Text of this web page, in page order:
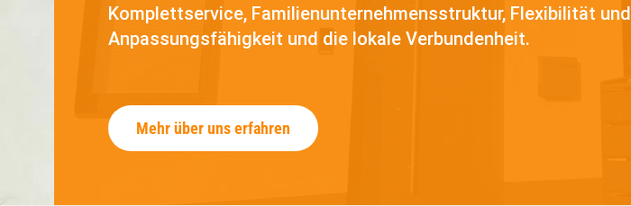
Komplettservice, Familienunternehmensstruktur, Flexibilität und
Anpassungsfähigkeit und die lokale Verbundenheit.
Mehr über uns erfahren